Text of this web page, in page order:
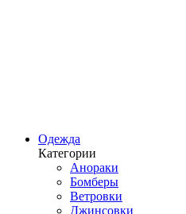
Одежда
Категории
Анораки
Бомберы
Ветровки
Джинсовки